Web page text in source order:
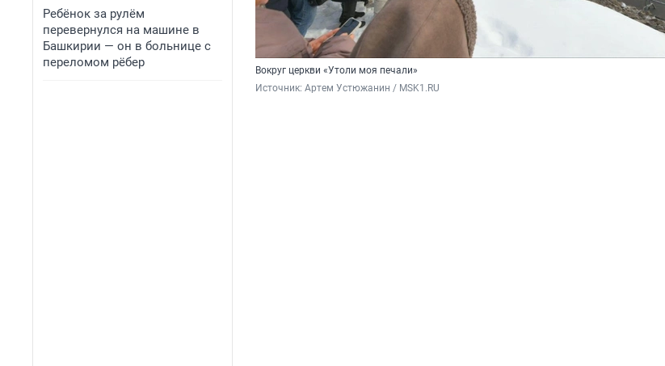
Ребёнок за рулём
перевернулся на машине в
Башкирии — он в больнице с
переломом рёбер
Вокруг церкви «Утоли моя печали»
Источник: Артем Устюжанин / MSK1.RU